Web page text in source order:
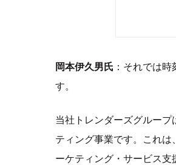
岡本伊久男氏 ：それでは
す。
当社トレンダーズグルー
ティング事業です。これ
ーケティング・サービス支